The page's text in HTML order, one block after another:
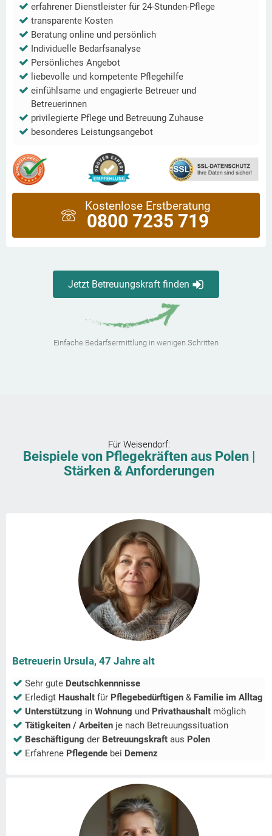
erfahrener Dienstleister für 24-Stunden-Pflege
transparente Kosten
Beratung online und persönlich
Individuelle Bedarfsanalyse
Persönliches Angebot
liebevolle und kompetente Pflegehilfe
einfühlsame und engagierte Betreuer und
Betreuerinnen
privilegierte Pflege und Betreuung Zuhause
besonderes Leistungsangebot
Kostenlose Erstberatung
0800 7235 719
Jetzt Betreuungskraft finden
Einfache Bedarfsermittlung in wenigen Schritten
Für Weisendorf:
Beispiele von Pflegekräften aus Polen |
Stärken & Anforderungen
Betreuerin Ursula, 47 Jahre alt
Sehr gute Deutschkennnisse
Erledigt Haushalt für Pflegebedürftigen & Familie im Alltag
Unterstützung in Wohnung und Privathaushalt möglich
Tätigkeiten / Arbeiten je nach Betreuungssituation
Beschäftigung der Betreuungskraft aus Polen
Erfahrene Pflegende bei Demenz